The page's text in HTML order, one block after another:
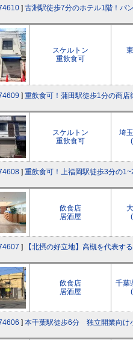
] 古淵駅徒歩7分のホテル1階！パ
スケルトン
重飲食可
] 重飲食可！蒲田駅徒歩1分の商
スケルトン
重飲食可
埼
] 重飲食可！上福岡駅徒歩3分の
飲食店
居酒屋
] 【北摂の好立地】高槻を代表す
飲食店
居酒屋
千葉
] 本千葉駅徒歩6分 独立開業向け